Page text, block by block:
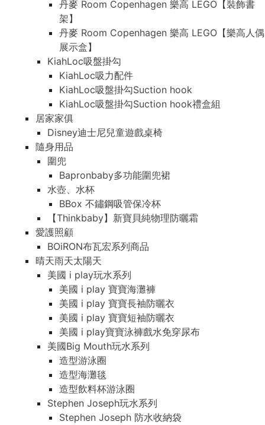
丹麥 Room Copenhagen 樂高 LEGO【裝飾書
架】
丹麥 Room Copenhagen 樂高 LEGO【樂高人偶
展示盒】
KiahLoc吸盤掛勾
KiahLoc吸力配件
KiahLoc吸盤掛勾Suction hook
KiahLoc吸盤掛勾Suction hook禮盒組
居家家俱
Disney迪士尼兒童遊戲桌椅
隨身用品
圍兜
Bapronbaby多功能圍兜裙
水壺、水杯
BBox 不鏽鋼吸管保冷杯
【Thinkbaby】新寶貝純物理防曬霜
愛護照顧
BOiRON布瓦宏系列商品
晴天雨天太陽天
美國 i play玩水系列
美國 i play 寶寶海灘褲
美國 i play 寶寶長袖防曬衣
美國 i play 寶寶短袖防曬衣
美國 i play寶寶泳褲戲水免穿尿布
美國Big Mouth玩水系列
造型游泳圈
造型海灘毯
造型飲料杯游泳圈
Stephen Joseph玩水系列
Stephen Joseph 防水收納袋